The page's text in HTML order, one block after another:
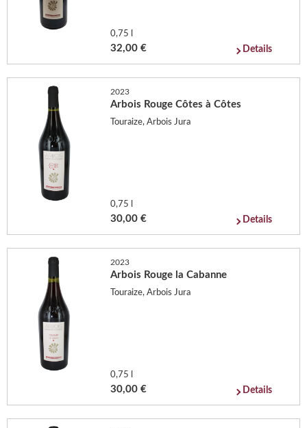
0,75 l
32,00 € Details
2023
Arbois Rouge Côtes à Côtes
Touraize, Arbois Jura
0,75 l
30,00 € Details
2023
Arbois Rouge la Cabanne
Touraize, Arbois Jura
0,75 l
30,00 € Details